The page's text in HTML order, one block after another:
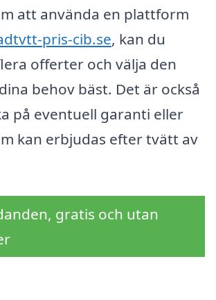
att använda en plattform
pris-cib.se, kan du
offerter och välja den
behov bäst. Det är också
på eventuell garanti eller
kan erbjudas efter tvätt av
gratis och utan